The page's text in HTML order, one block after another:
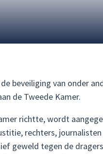
beveiliging van onder
de Tweede Kamer.
richtte, wordt
rechters,
geweld tegen de